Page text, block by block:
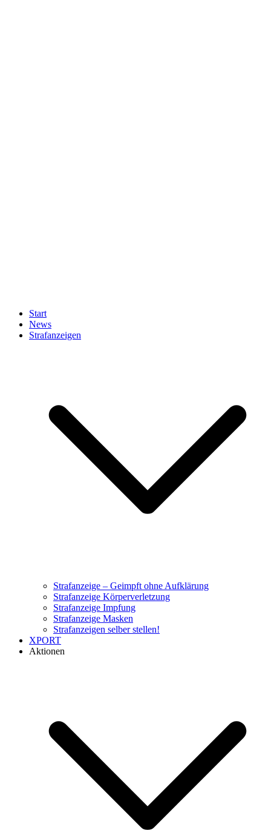
Start
News
Strafanzeigen
Strafanzeige – Geimpft ohne Aufklärung
Strafanzeige Körperverletzung
Strafanzeige Impfung
Strafanzeige Masken
Strafanzeigen selber stellen!
XPORT
Aktionen